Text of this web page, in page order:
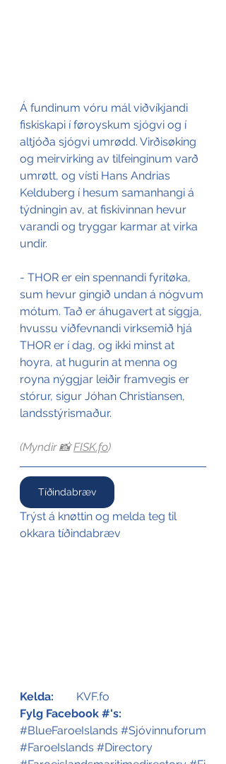
Á fundinum vóru mál viðvíkjandi
fiskiskapi í føroyskum sjógvi og í
altjóða sjógvi umrødd. Virðisøking
og meirvirking av tilfeinginum varð
umrøtt, og vísti Hans Andrias
Kelduberg í hesum samanhangi á
týdningin av, at fiskivinnan hevur
varandi og tryggar karmar at virka
undir.
- THOR er ein spennandi fyritøka,
sum hevur gingið undan á nógvum
mótum. Tað er áhugavert at síggja,
hvussu víðfevnandi virksemið hjá
THOR er í dag, og ikki minst at
hoyra, at hugurin at menna og
royna nýggjar leiðir framvegis er
stórur, sigur Jóhan Christiansen,
landsstýrismaður.
(Myndir 📸 FISK.fo)
Tíðindabræv
Trýst á knøttin og melda teg til
okkara tíðindabræv
Kelda:
	KVF.fo
Fylg Facebook #'s:
#BlueFaroeIslands #Sjóvinnuforum
#FaroeIslands #Directory